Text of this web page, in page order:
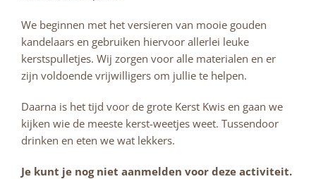
We beginnen met het versieren van mooie gouden
kandelaars en gebruiken hiervoor allerlei leuke
kerstspulletjes. Wij zorgen voor alle materialen en er
zijn voldoende vrijwilligers om jullie te helpen.
Daarna is het tijd voor de grote Kerst Kwis en gaan we
kijken wie de meeste kerst-weetjes weet. Tussendoor
drinken en eten we wat lekkers.
Je kunt je nog niet aanmelden voor deze activiteit.